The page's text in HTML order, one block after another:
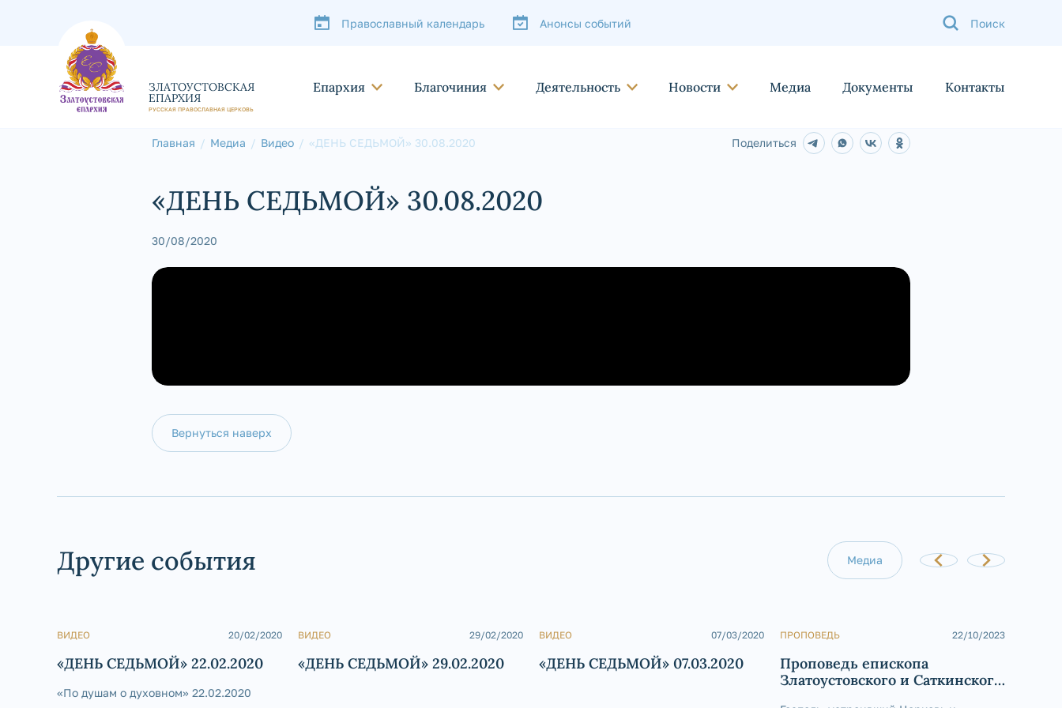
Православный календарь Анонсы событий
ЗЛАТОУСТОВСКАЯ
ЕПАРХИЯ
РУССКАЯ ПРАВОСЛАВНАЯ ЦЕРКОВЬ
Епархия Благочиния Деятельность Новости Медиа Документы Контакты
Главная Медиа Видео «ДЕНЬ СЕДЬМОЙ» 30.08.2020 Поделиться
«ДЕНЬ СЕДЬМОЙ» 30.08.2020
30/08/2020
Вернуться наверх
Другие события Медиа
ВИДЕО 20/02/2020
«ДЕНЬ СЕДЬМОЙ» 22.02.2020
«По душам о духовном» 22.02.2020
ВИДЕО 29/02/2020
«ДЕНЬ СЕДЬМОЙ» 29.02.2020
ВИДЕО 07/03/2020
«ДЕНЬ СЕДЬМОЙ» 07.03.2020
ПРОПОВЕДЬ 22/10/2023
Проповедь епископа
Златоустовского и Саткинского